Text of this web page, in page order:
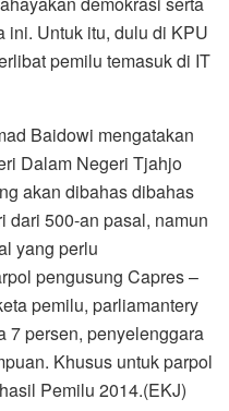
ini. Untuk itu, dulu di KPU
pemilu temasuk di IT
Baidowi mengatakan
Dalam Negeri Tjahjo
akan dibahas dibahas
dari 500-an pasal, namun
yang perlu
pengusung Capres –
pemilu, parliamantery
7 persen, penyelenggara
Khusus untuk parpol
Pemilu 2014.(EKJ)